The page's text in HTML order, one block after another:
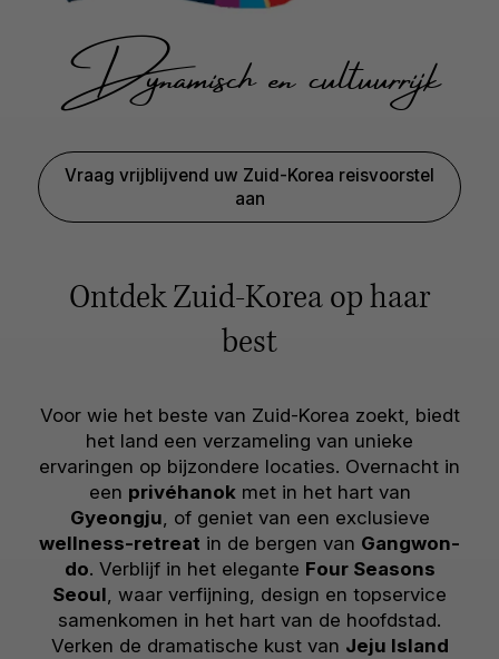
Dynamisch en cultuurrijk
Vraag vrijblijvend uw Zuid-Korea reisvoorstel
aan
Ontdek Zuid-Korea op haar
best
Voor wie het beste van Zuid-Korea zoekt, biedt
het land een verzameling van unieke
ervaringen op bijzondere locaties. Overnacht in
een privéhanokmet in het hart van
Gyeongju, of geniet van een exclusieve
wellness-retreat in de bergen van Gangwon-
do. Verblijf in het elegante Four Seasons
Seoul, waar verfijning, design en topservice
samenkomen in het hart van de hoofdstad.
Verken de dramatische kust van Jeju Island